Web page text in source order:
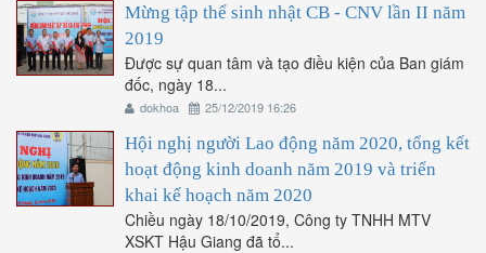
Mừng tập thể sinh nhật CB - CNV lần II năm
2019
Được sự quan tâm và tạo điều kiện của Ban giám
đốc, ngày 18...
dokhoa 25/12/2019 16:26
Hội nghị người Lao động năm 2020, tổng kết
hoạt động kinh doanh năm 2019 và triển
khai kế hoạch năm 2020
Chiều ngày 18/10/2019, Công ty TNHH MTV
XSKT Hậu Giang đã tổ...